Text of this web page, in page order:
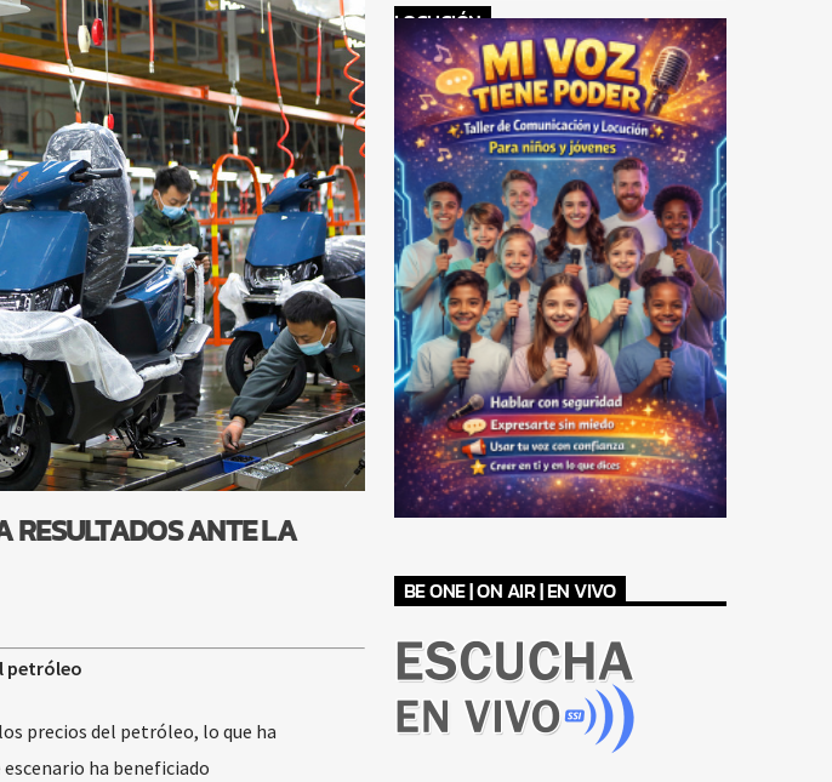
RESULTADOS ANTE LA
petróleo
precios del petróleo, lo que ha
ha beneficiado
LOCUCIÓN
BE ONE | ON AIR | EN VIVO